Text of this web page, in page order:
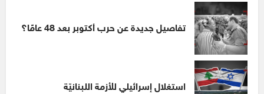
تفاصيل جديدة عن حرب أكتوبر بعد 48 عامًا؟
استغلال إسرائيلي للأزمة اللبنانيّة